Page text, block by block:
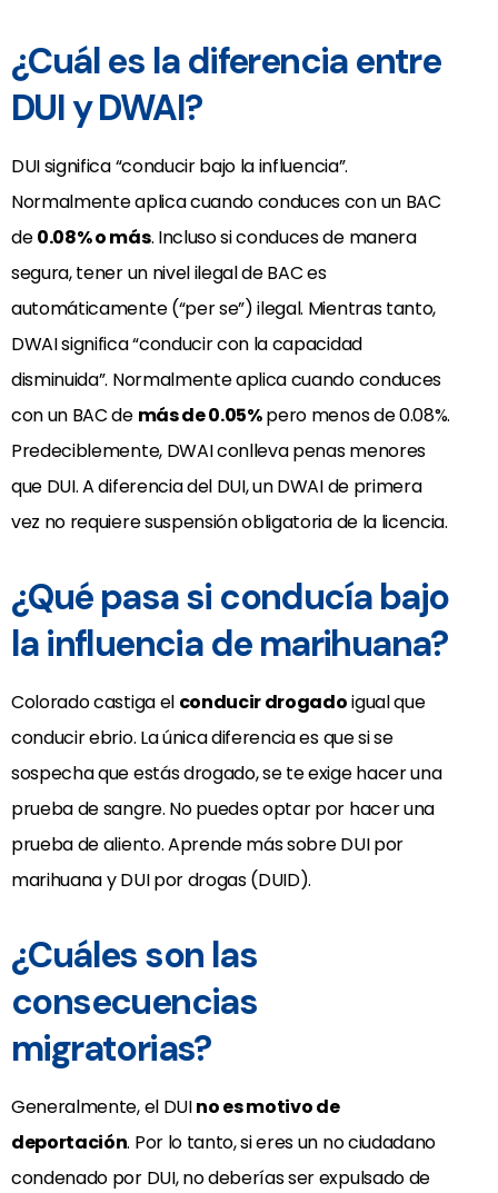
¿Cuál es la diferencia entre
DUI y DWAI?
DUI significa “conducir bajo la influencia”.
Normalmente aplica cuando conduces con un BAC
de0.08% o más. Incluso si conduces de manera
segura, tener un nivel ilegal de BAC es
automáticamente (“per se”) ilegal. Mientras tanto,
DWAI significa “conducir con la capacidad
disminuida”. Normalmente aplica cuando conduces
con un BAC de más de 0.05%pero menos de 0.08%.
Predeciblemente, DWAI conlleva penas menores
que DUI. A diferencia del DUI, un DWAI de primera
vez no requiere suspensión obligatoria de la licencia.
¿Qué pasa si conducía bajo
la influencia de marihuana?
Colorado castiga el conducir drogadoigual que
conducir ebrio. La única diferencia es que si se
sospecha que estás drogado, se te exige hacer una
prueba de sangre. No puedes optar por hacer una
prueba de aliento. Aprende más sobre DUI por
marihuana y DUI por drogas (DUID).
¿Cuáles son las
consecuencias
migratorias?
Generalmente, el DUIno es motivo de
deportación. Por lo tanto, si eres un no ciudadano
condenado por DUI, no deberías ser expulsado de